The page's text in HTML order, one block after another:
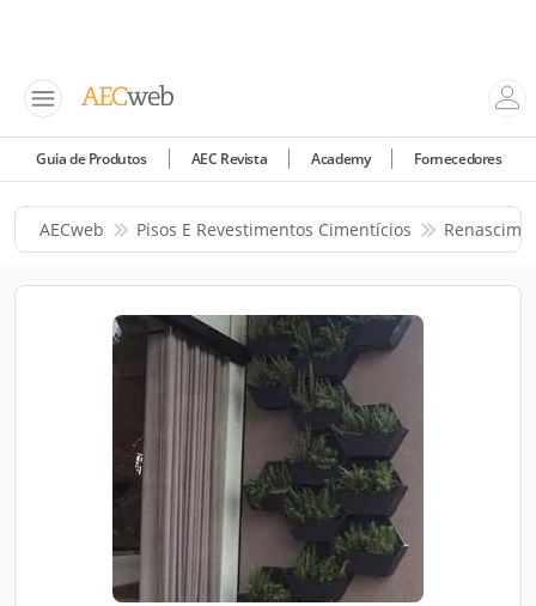
Guia de Produtos AEC Revista Academy Fornecedores
AECweb Pisos E Revestimentos Cimentícios